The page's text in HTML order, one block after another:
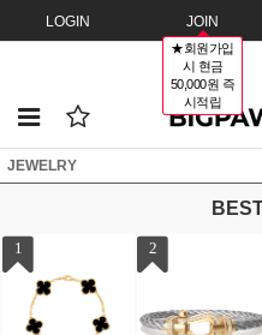
LOGIN JOIN
★회원가입
시 현금
50,000원 즉
시적립
JEWELRY
1 2